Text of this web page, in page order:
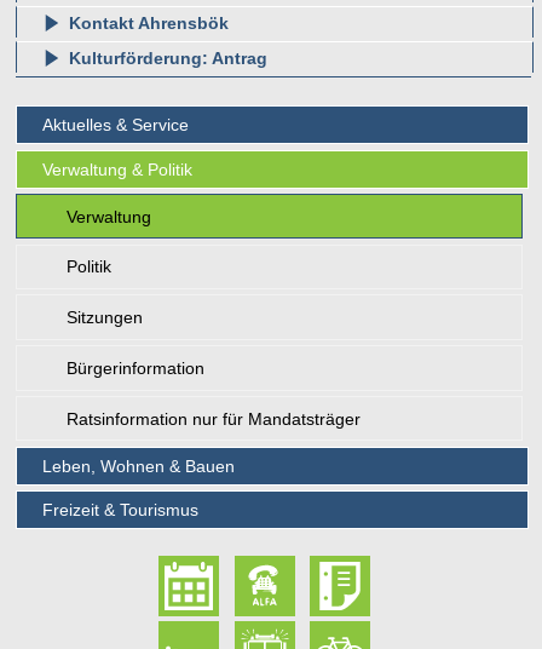
Kontakt Ahrensbök
Kulturförderung: Antrag
Aktuelles & Service
Verwaltung & Politik
Verwaltung
Politik
Sitzungen
Bürgerinformation
Ratsinformation nur für Mandatsträger
Leben, Wohnen & Bauen
Freizeit & Tourismus